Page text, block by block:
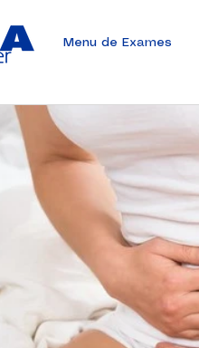
Menu de Exames